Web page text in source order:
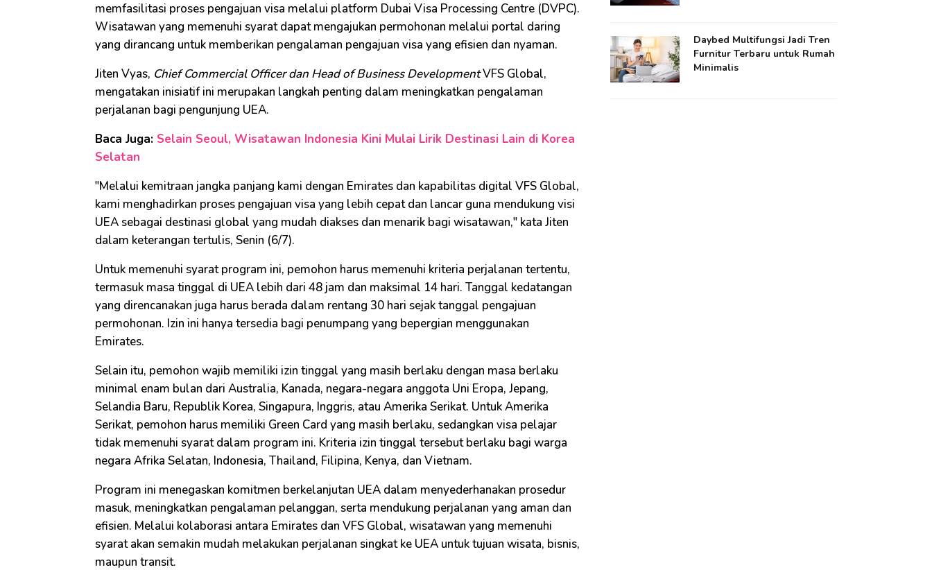
memfasilitasi proses pengajuan visa melalui platform Dubai Visa Processing Centre (DVPC).
Wisatawan yang memenuhi syarat dapat mengajukan permohonan melalui portal daring
yang dirancang untuk memberikan pengalaman pengajuan visa yang efisien dan nyaman.
Jiten Vyas, Chief Commercial Officer dan Head of Business DevelopmentVFS Global,
mengatakan inisiatif ini merupakan langkah penting dalam meningkatkan pengalaman
perjalanan bagi pengunjung UEA.
Baca Juga: Selain Seoul, Wisatawan Indonesia Kini Mulai Lirik Destinasi Lain di Korea
Selatan
"Melalui kemitraan jangka panjang kami dengan Emirates dan kapabilitas digital VFS Global,
kami menghadirkan proses pengajuan visa yang lebih cepat dan lancar guna mendukung visi
UEA sebagai destinasi global yang mudah diakses dan menarik bagi wisatawan," kata Jiten
dalam keterangan tertulis, Senin (6/7).
Untuk memenuhi syarat program ini, pemohon harus memenuhi kriteria perjalanan tertentu,
termasuk masa tinggal di UEA lebih dari 48 jam dan maksimal 14 hari. Tanggal kedatangan
yang direncanakan juga harus berada dalam rentang 30 hari sejak tanggal pengajuan
permohonan. Izin ini hanya tersedia bagi penumpang yang bepergian menggunakan
Emirates.
Selain itu, pemohon wajib memiliki izin tinggal yang masih berlaku dengan masa berlaku
minimal enam bulan dari Australia, Kanada, negara-negara anggota Uni Eropa, Jepang,
Selandia Baru, Republik Korea, Singapura, Inggris, atau Amerika Serikat. Untuk Amerika
Serikat, pemohon harus memiliki Green Card yang masih berlaku, sedangkan visa pelajar
tidak memenuhi syarat dalam program ini. Kriteria izin tinggal tersebut berlaku bagi warga
negara Afrika Selatan, Indonesia, Thailand, Filipina, Kenya, dan Vietnam.
Program ini menegaskan komitmen berkelanjutan UEA dalam menyederhanakan prosedur
masuk, meningkatkan pengalaman pelanggan, serta mendukung perjalanan yang aman dan
efisien. Melalui kolaborasi antara Emirates dan VFS Global, wisatawan yang memenuhi
syarat akan semakin mudah melakukan perjalanan singkat ke UEA untuk tujuan wisata, bisnis,
maupun transit.
Daybed Multifungsi Jadi Tren
Furnitur Terbaru untuk Rumah
Minimalis